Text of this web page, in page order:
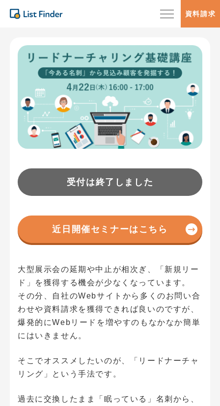
資料請求
受付は終了しました
近日開催セミナーはこちら
大型展示会の延期や中止が相次ぎ、「新規リー
ド」を獲得する機会が少なくなっています。
その分、自社のWebサイトから多くのお問い合
わせや資料請求を獲得できれば良いのですが、
爆発的にWebリードを増やすのもなかなか簡単
にはいきません。
そこでオススメしたいのが、「リードナーチャ
リング」という手法です。
過去に交換したまま「眠っている」名刺から、